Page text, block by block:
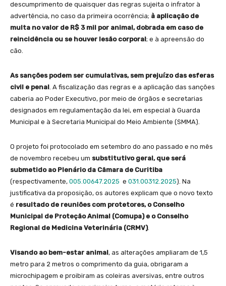
descumprimento de quaisquer das regras sujeita o infrator à
advertência, no caso da primeira ocorrência; à aplicação de
multa no valor de R$ 3 mil por animal, dobrada em caso de
reincidência ou se houver lesão corporal; e à apreensão do
cão.
As sanções podem ser cumulativas, sem prejuízo das esferas
civil e penal. A fiscalização das regras e a aplicação das sanções
caberia ao Poder Executivo, por meio de órgãos e secretarias
designados em regulamentação da lei, em especial à Guarda
Municipal e à Secretaria Municipal do Meio Ambiente (SMMA).
O projeto foi protocolado em setembro do ano passado e no mês
de novembro recebeu um substitutivo geral, que será
submetido ao Plenário da Câmara de Curitiba
(respectivamente, 005.00647.2025 e 031.00312.2025). Na
justificativa da proposição, os autores explicam que o novo texto
é resultado de reuniões com protetores, o Conselho
Municipal de Proteção Animal (Comupa) e o Conselho
Regional de Medicina Veterinária (CRMV).
Visando ao bem-estar animal, as alterações ampliaram de 1,5
metro para 2 metros o comprimento da guia, obrigaram a
microchipagem e proibiram as coleiras aversivas, entre outros